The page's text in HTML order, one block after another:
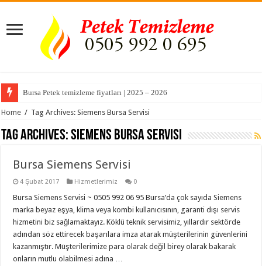
Bursa Petek temizleme fiyatları | 2025 – 2026
Home / Tag Archives: Siemens Bursa Servisi
Tag Archives:Siemens Bursa Servisi
Bursa Siemens Servisi
4 Şubat 2017 Hizmetlerimiz 0
Bursa Siemens Servisi ~ 0505 992 06 95 Bursa’da çok sayıda Siemens
marka beyaz eşya, klima veya kombi kullanıcısının, garanti dışı servis
hizmetini biz sağlamaktayız. Köklü teknik servisimiz, yıllardır sektörde
adından söz ettirecek başarılara imza atarak müşterilerinin güvenlerini
kazanmıştır. Müşterilerimize para olarak değil birey olarak bakarak
onların mutlu olabilmesi adına …